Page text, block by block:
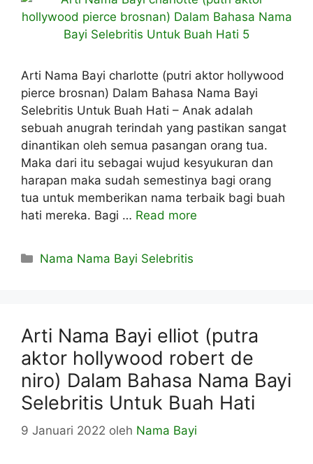
Arti Nama Bayi charlotte (putri aktor hollywood
pierce brosnan) Dalam Bahasa Nama Bayi
Selebritis Untuk Buah Hati – Anak adalah
sebuah anugrah terindah yang pastikan sangat
dinantikan oleh semua pasangan orang tua.
Maka dari itu sebagai wujud kesyukuran dan
harapan maka sudah semestinya bagi orang
tua untuk memberikan nama terbaik bagi buah
hati mereka. Bagi … Read more
Kategori
Nama Nama Bayi Selebritis
Arti Nama Bayi elliot (putra
aktor hollywood robert de
niro) Dalam Bahasa Nama Bayi
Selebritis Untuk Buah Hati
9 Januari 2022 oleh Nama Bayi